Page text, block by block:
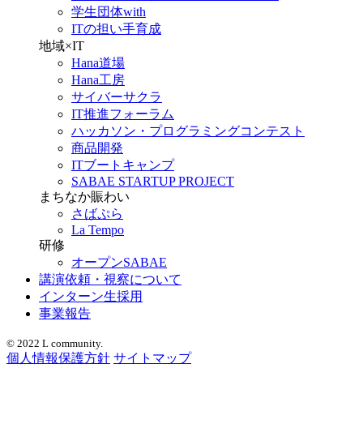
学生団体with
ITの担い手育成
地域×IT
Hana道場
Hana工房
サイバーサクラ
IT推進フォーラム
ハッカソン・プログラミングコンテスト
商品開発
ITブートキャンプ
SABAE STARTUP PROJECT
まちなか賑わい
さばぷら
La Tempo
研修
オープンSABAE
講演依頼・視察について
インターン生採用
事業報告
© 2022 L community.
個人情報保護方針 サイトマップ